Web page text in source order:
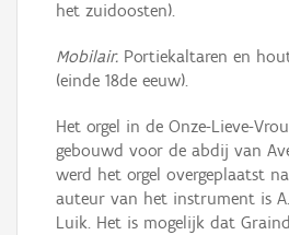
het zuidoosten).
Mobilair. Portiekaltaren en
(einde 18de eeuw).
Het orgel in de Onze-Lieve-
gebouwd voor de abdij van
werd het orgel overgeplaatst
auteur van het instrument is
Luik. Het is mogelijk dat